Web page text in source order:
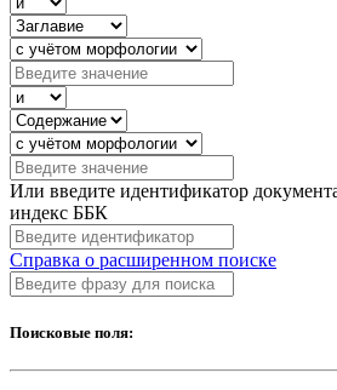
Или введите идентификатор
индекс ББК
Справка о расширенном поиске
Поисковые поля: